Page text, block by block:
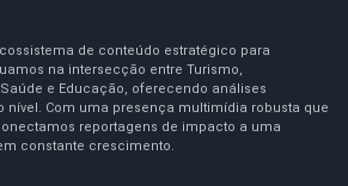
de conteúdo estratégico para
na intersecção entre Turismo,
e Educação, oferecendo análises
nível. Com uma presença multimídia robusta que
reportagens de impacto a uma
constante crescimento.